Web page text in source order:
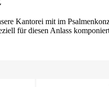
Kantorei mit im
für diesen Anlass